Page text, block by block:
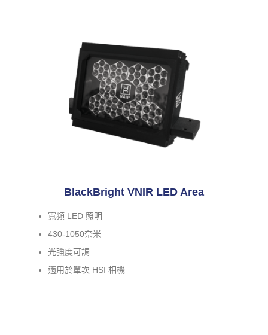
BlackBright VNIR LED Area
寬頻 LED 照明
430-1050奈米
光強度可調
適用於單次 HSI 相機